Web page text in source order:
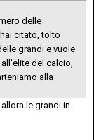
delle
citato, tolto
grandi e vuole
del calcio,
alla
le grandi in